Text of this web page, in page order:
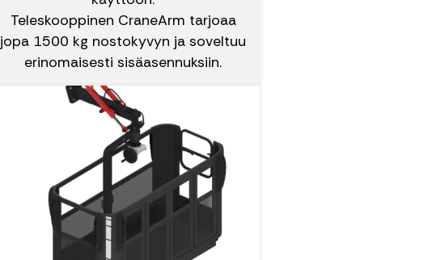
Teleskooppinen CraneArm tarjoaa
jopa 1500 kg nostokyvyn ja soveltuu
erinomaisesti sisäasennuksiin.